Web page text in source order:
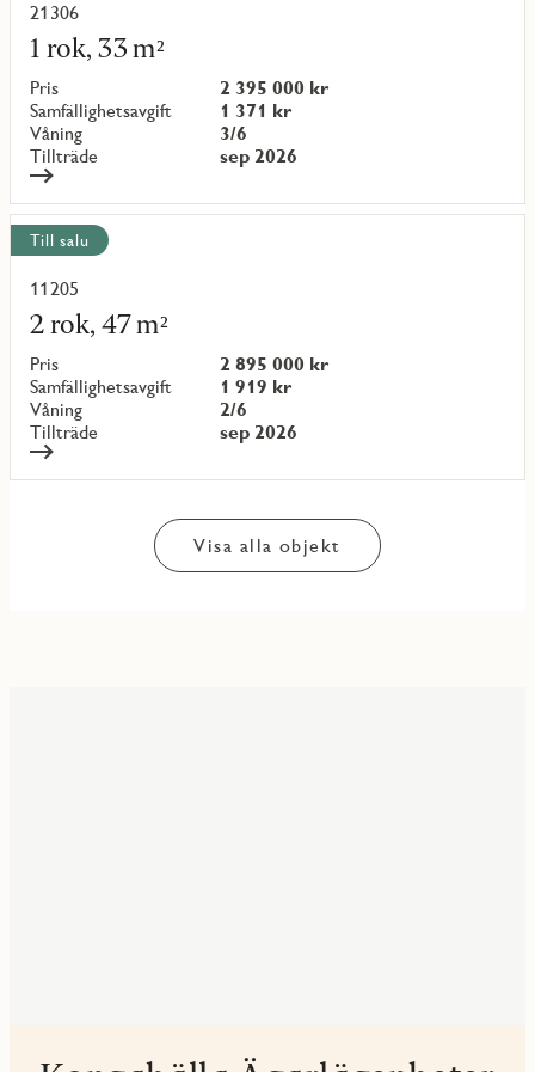
21306
1 rok, 33 m²
Pris
2 395 000 kr
Samfällighetsavgift
1 371 kr
Våning
3/6
Tillträde
sep 2026
Läs
mer
om
objekt
{objectNumber}
Till salu
11205
2 rok, 47 m²
Pris
2 895 000 kr
Samfällighetsavgift
1 919 kr
Våning
2/6
Tillträde
sep 2026
Läs
mer
om
objekt
{objectNumber}
Visa alla objekt